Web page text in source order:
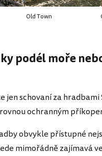
Old Town
podél moře
jen schovaní za
ochranným
obvykle přístupné
mimořádně zajímavá